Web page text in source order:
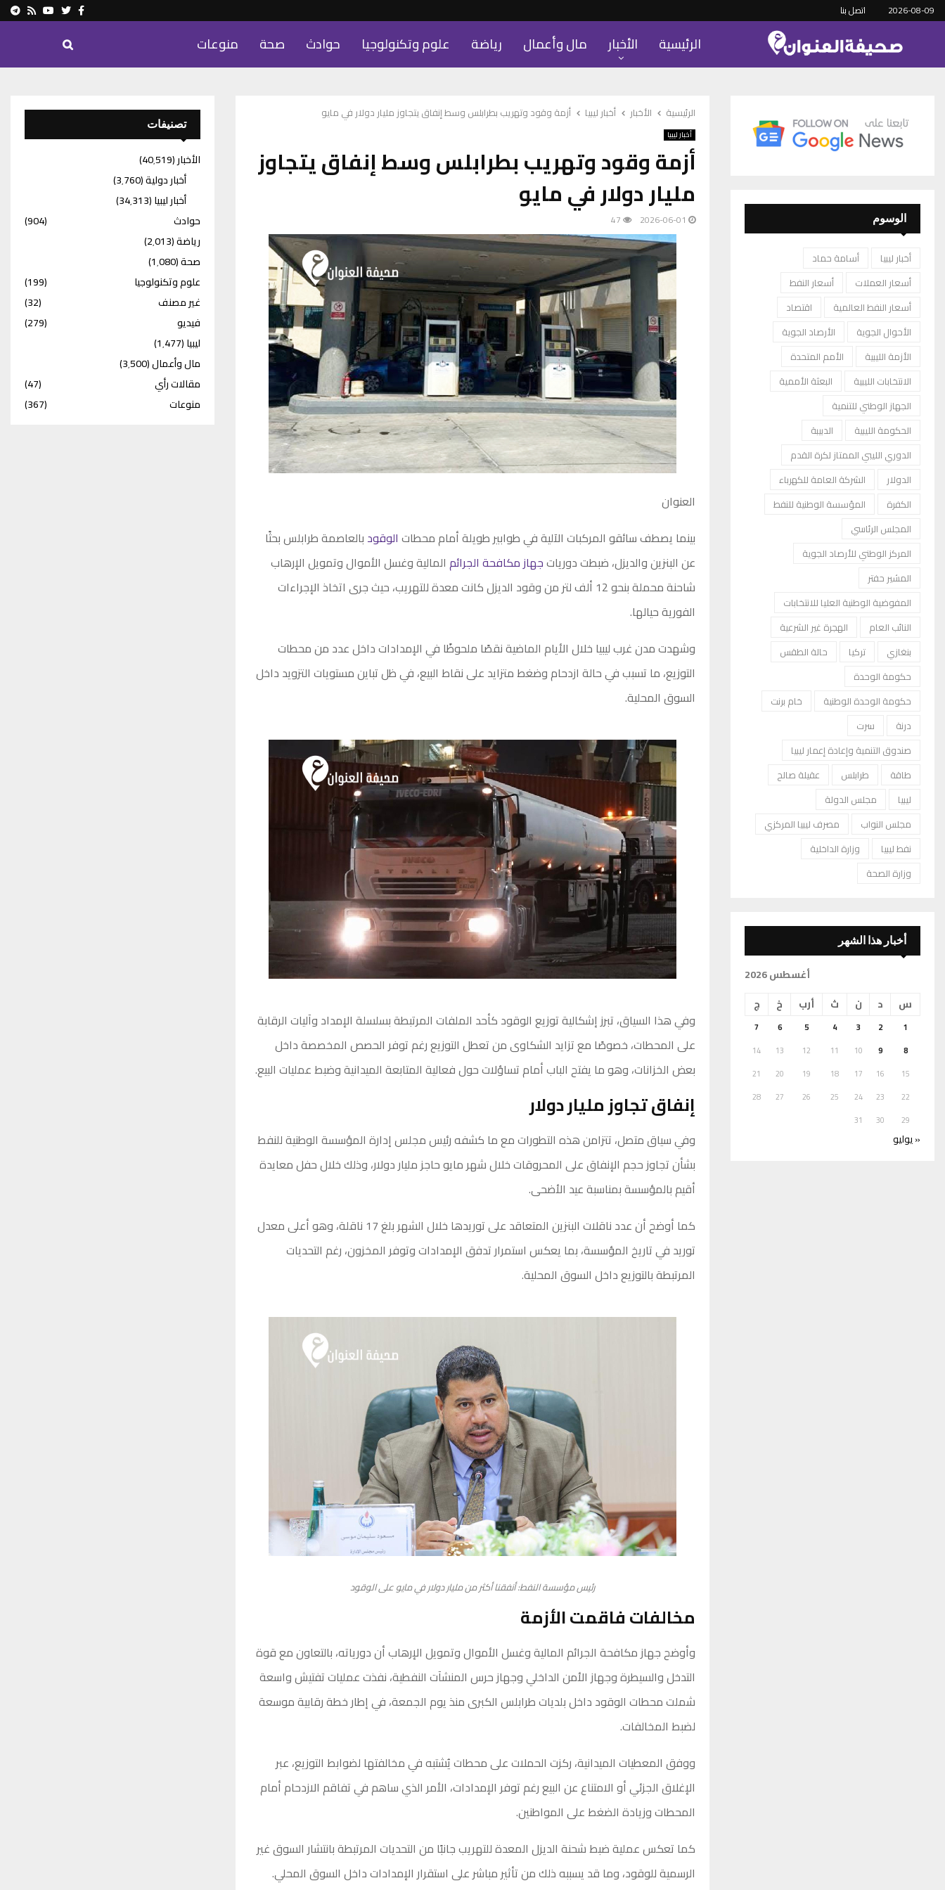
2026-08-09 اتصل بنا Facebook
Twitter
Youtube
Rss
الرئيسية الأخبار مال وأعمال رياضة علوم وتكنولوجيا حوادث صحة منوعات
الرئيسية الأخبار أخبار ليبيا أزمة وقود وتهريب بطرابلس وسط إنفاق يتجاوز مليار دولار في مايو
أخبار ليبيا
أزمة وقود وتهريب بطرابلس وسط إنفاق يتجاوز
مليار دولار في مايو
2026-06-01
47
العنوان
بينما يصطف سائقو المركبات الآلية في طوابير طويلة أمام محطات الوقود بالعاصمة طرابلس بحثًا
عن البنزين والديزل، ضبطت دورياتجهاز مكافحة الجرائم المالية وغسل الأموال وتمويل الإرهاب
شاحنة محملة بنحو 12 ألف لتر من وقود الديزل كانت معدة للتهريب، حيث جرى اتخاذ الإجراءات
الفورية حيالها.
وشهدت مدن غرب ليبيا خلال الأيام الماضية نقصًا ملحوظًا في الإمدادات داخل عدد من محطات
التوزيع، ما تسبب في حالة ازدحام وضغط متزايد على نقاط البيع، في ظل تباين مستويات التزويد داخل
السوق المحلية.
وفي هذا السياق، تبرز إشكالية توزيع الوقود كأحد الملفات المرتبطة بسلسلة الإمداد وآليات الرقابة
على المحطات، خصوصًا مع تزايد الشكاوى من تعطل التوزيع رغم توفر الحصص المخصصة داخل
بعض الخزانات، وهو ما يفتح الباب أمام تساؤلات حول فعالية المتابعة الميدانية وضبط عمليات البيع.
إنفاق تجاوز مليار دولار
وفي سياق متصل، تتزامن هذه التطورات مع ما كشفه رئيس مجلس إدارة المؤسسة الوطنية للنفط
بشأن تجاوز حجم الإنفاق على المحروقات خلال شهر مايو حاجز مليار دولار، وذلك خلال حفل معايدة
أقيم بالمؤسسة بمناسبة عيد الأضحى.
كما أوضح أن عدد ناقلات البنزين المتعاقد على توريدها خلال الشهر بلغ 17 ناقلة، وهو أعلى معدل
توريد في تاريخ المؤسسة، بما يعكس استمرار تدفق الإمدادات وتوفر المخزون، رغم التحديات
المرتبطة بالتوزيع داخل السوق المحلية.
رئيس مؤسسة النفط: أنفقنا أكثر من مليار دولار في مايو على الوقود
مخالفات فاقمت الأزمة
وأوضح جهاز مكافحة الجرائم المالية وغسل الأموال وتمويل الإرهاب أن دورياته، بالتعاون مع قوة
التدخل والسيطرة وجهاز الأمن الداخلي وجهاز حرس المنشآت النفطية، نفذت عمليات تفتيش واسعة
شملت محطات الوقود داخل بلديات طرابلس الكبرى منذ يوم الجمعة، في إطار خطة رقابية موسعة
لضبط المخالفات.
ووفق المعطيات الميدانية، ركزت الحملات على محطات يُشتبه في مخالفتها لضوابط التوزيع، عبر
الإغلاق الجزئي أو الامتناع عن البيع رغم توفر الإمدادات، الأمر الذي ساهم في تفاقم الازدحام أمام
المحطات وزيادة الضغط على المواطنين.
كما تعكس عملية ضبط شحنة الديزل المعدة للتهريب جانبًا من التحديات المرتبطة بانتشار السوق غير
الرسمية للوقود، وما قد يسببه ذلك من تأثير مباشر على استقرار الإمدادات داخل السوق المحلي.
الوسوم
أخبار ليبيا
أسامة حماد
أسعار العملات
أسعار النفط
أسعار النفط العالمية
اقتصاد
الأحوال الجوية
الأرصاد الجوية
الأزمة الليبية
الأمم المتحدة
الانتخابات الليبية
البعثة الأممية
الجهاز الوطني للتنمية
الحكومة الليبية
الدبيبة
الدوري الليبي الممتاز لكرة القدم
الدولار
الشركة العامة للكهرباء
الكفرة
المؤسسة الوطنية للنفط
المجلس الرئاسي
المركز الوطني للأرصاد الجوية
المشير حفتر
المفوضية الوطنية العليا للانتخابات
النائب العام
الهجرة غير الشرعية
بنغازي
تركيا
حالة الطقس
حكومة الوحدة
حكومة الوحدة الوطنية
خام برنت
درنة
سرت
صندوق التنمية وإعادة إعمار ليبيا
طاقة
طرابلس
عقيلة صالح
ليبيا
مجلس الدولة
مجلس النواب
مصرف ليبيا المركزي
نفط ليبيا
وزارة الداخلية
وزارة الصحة
أخبار هذا الشهر
أغسطس 2026
س
د ن ث أرب خ ج
1
2
3
4
5
6
7
8
9
10
11
12
13
14
15
16
17
18
19
20
21
22
23
24
25
26
27
28
29
30
31
« يوليو
تصنيفات
الأخبار(40٬519)
أخبار دولية(3٬760)
أخبار ليبيا(34٬313)
حوادث
(904)
رياضة(2٬013)
صحة(1٬080)
علوم وتكنولوجيا
(199)
غير مصنف
(32)
فيديو
(279)
ليبيا(1٬477)
مال وأعمال(3٬500)
مقالات رأي
(47)
منوعات
(367)